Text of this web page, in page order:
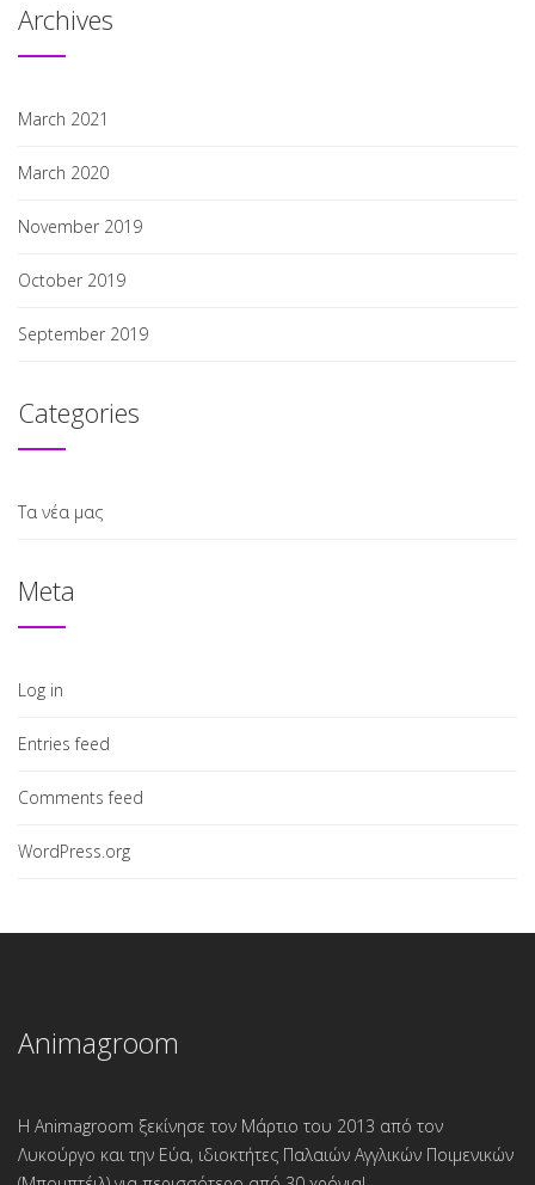
Archives
March 2021
March 2020
November 2019
October 2019
September 2019
Categories
Τα νέα μας
Meta
Log in
Entries feed
Comments feed
WordPress.org
Animagroom
Η Animagroom ξεκίνησε τον Μάρτιο του 2013 από τον
Λυκούργο και την Εύα, ιδιοκτήτες Παλαιών Αγγλικών Ποιμενικών